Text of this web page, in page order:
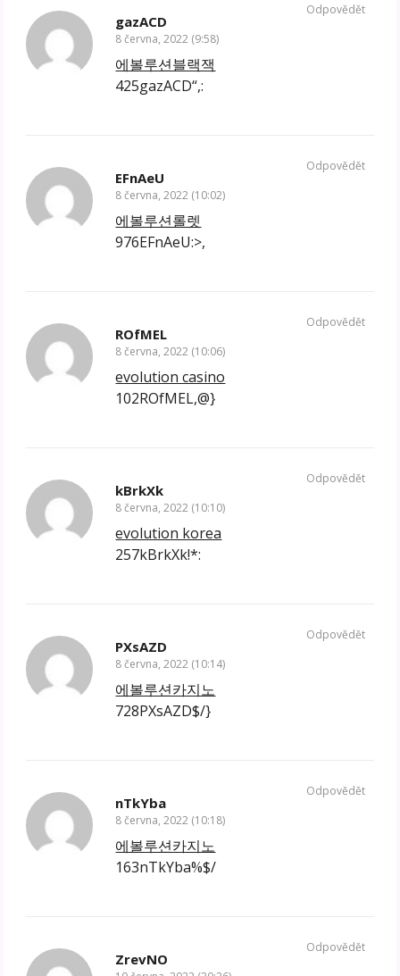
gazACD
8 června, 2022 (9:58)
에볼루션블랙잭
425gazACD“,:
Odpovědět
EFnAeU
8 června, 2022 (10:02)
에볼루션롤렛
976EFnAeU:>,
Odpovědět
ROfMEL
8 června, 2022 (10:06)
evolution casino
102ROfMEL,@}
Odpovědět
kBrkXk
8 června, 2022 (10:10)
evolution korea
257kBrkXk!*:
Odpovědět
PXsAZD
8 června, 2022 (10:14)
에볼루션카지노
728PXsAZD$/}
Odpovědět
nTkYba
8 června, 2022 (10:18)
에볼루션카지노
163nTkYba%$/
Odpovědět
ZrevNO
Odpovědět